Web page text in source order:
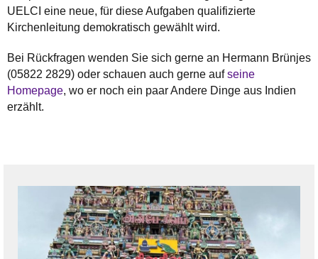
UELCI eine neue, für diese Aufgaben qualifizierte
Kirchenleitung demokratisch gewählt wird.
Bei Rückfragen wenden Sie sich gerne an Hermann Brünjes
(05822 2829) oder schauen auch gerne aufseine
Homepage, wo er noch ein paar Andere Dinge aus Indien
erzählt.